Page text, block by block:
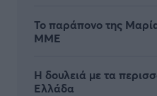
Το παράπονο της
ΜΜΕ
Η δουλειά με τα
Ελλάδα